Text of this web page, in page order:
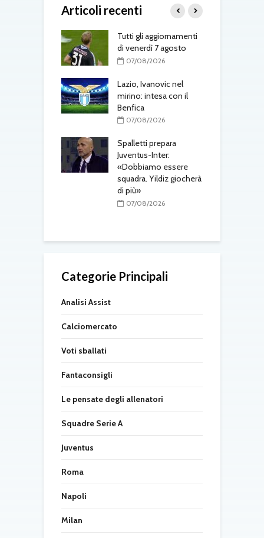
Articoli recenti
Tutti gli aggiornamenti
di venerdì 7 agosto
07/08/2026
Lazio, Ivanovic nel
mirino: intesa con il
Benfica
07/08/2026
Spalletti prepara
Juventus-Inter:
«Dobbiamo essere
squadra. Yildiz giocherà
di più»
07/08/2026
Categorie Principali
Analisi Assist
Calciomercato
Voti sballati
Fantaconsigli
Le pensate degli allenatori
Squadre Serie A
Juventus
Roma
Napoli
Milan